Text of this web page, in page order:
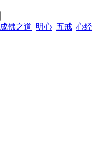
成佛之道 明心 五戒 心经